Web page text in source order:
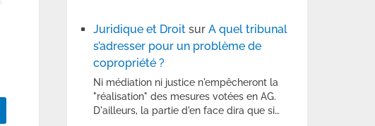
Juridique et Droit surA quel tribunal
s’adresser pour un problème de
copropriété ?
Ni médiation ni justice n'empêcheront la
"réalisation" des mesures votées en AG.
D'ailleurs, la partie d'en face dira que si…